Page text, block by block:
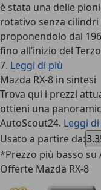
è stata una delle
rotativo senza cilindri
proponendolo dal
fino all’inizio del
7. Leggi di più
Mazda RX-8 in sintesi
Trova qui i prezzi
ottieni una
AutoScout24. Leggi
Usato a partire da:
*Prezzo più basso su
Offerte Mazda RX-8